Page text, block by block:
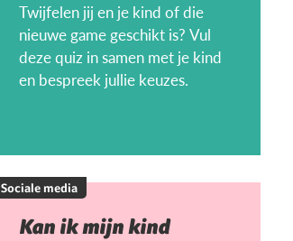
Twijfelen jij en je kind of die
nieuwe game geschikt is? Vul
deze quiz in samen met je kind
en bespreek jullie keuzes.
Sociale media
Kan ik mijn kind